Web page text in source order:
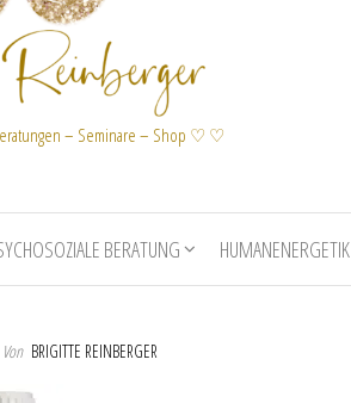
– Seminare – Shop ♡ ♡
BERATUNG HUMANENERGETIK
Von BRIGITTE REINBERGER